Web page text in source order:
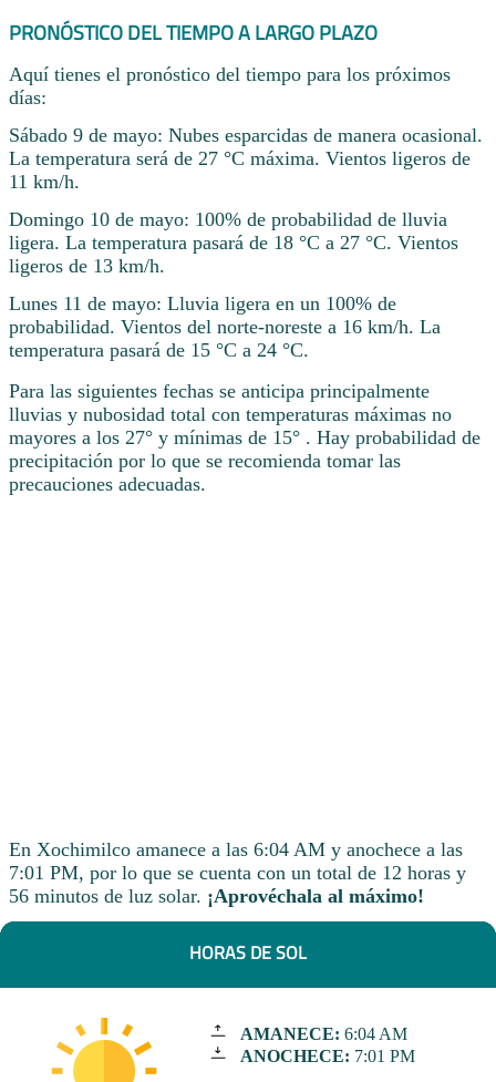
PRONÓSTICO DEL TIEMPO A LARGO PLAZO
Aquí tienes el pronóstico del tiempo para los próximos
días:
Sábado 9 de mayo: Nubes esparcidas de manera ocasional.
La temperatura será de 27 °C máxima. Vientos ligeros de
11 km/h.
Domingo 10 de mayo: 100% de probabilidad de lluvia
ligera. La temperatura pasará de 18 °C a 27 °C. Vientos
ligeros de 13 km/h.
Lunes 11 de mayo: Lluvia ligera en un 100% de
probabilidad. Vientos del norte-noreste a 16 km/h. La
temperatura pasará de 15 °C a 24 °C.
Para las siguientes fechas se anticipa principalmente
lluvias y nubosidad total con temperaturas máximas no
mayores a los 27° y mínimas de 15° . Hay probabilidad de
precipitación por lo que se recomienda tomar las
precauciones adecuadas.
En Xochimilco amanece a las 6:04 AM y anochece a las
7:01 PM, por lo que se cuenta con un total de 12 horas y
56 minutos de luz solar. ¡Aprovéchala al máximo!
HORAS DE SOL
AMANECE: 6:04 AM
ANOCHECE: 7:01 PM